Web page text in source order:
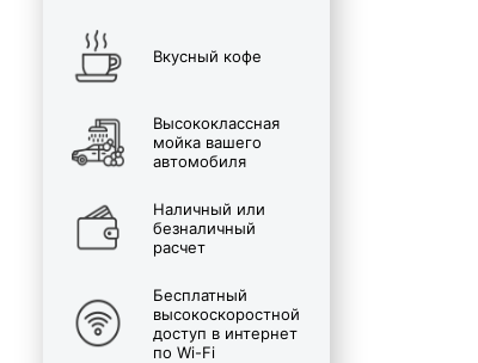
Вкусный кофе
Высококлассная
мойка вашего
автомобиля
Наличный или
безналичный
расчет
Бесплатный
высокоскоростной
доступ в интернет
по Wi-Fi